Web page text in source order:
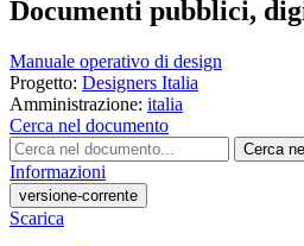
Documenti pubblici,
Manuale operativo di design
Progetto: Designers Italia
Amministrazione: italia
Cerca nel documento
Cerca
Informazioni
versione-corrente
Scarica